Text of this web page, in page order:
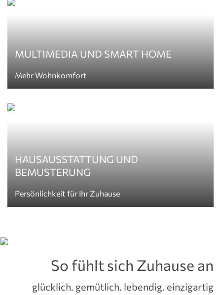
MULTIMEDIA UND SMART HOME
Mehr Wohnkomfort
HAUSAUSSTATTUNG UND
BEMUSTERUNG
Persönlichkeit für Ihr Zuhause
glücklich. gemütlich. lebendig. einzigartig
So fühlt sich Zuhause an